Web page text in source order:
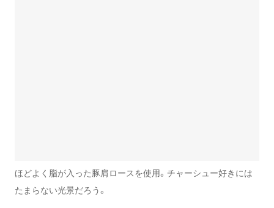
ほどよく脂が入った豚肩ロースを使用。チャーシュー好きには
たまらない光景だろう。